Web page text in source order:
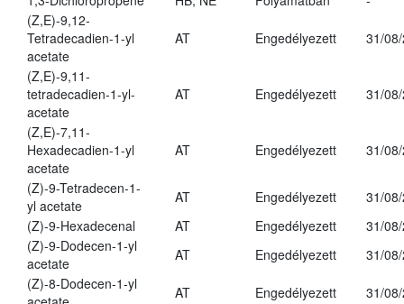
(Z,E)-9,12-
Tetradecadien-1-yl
acetate
AT Engedélyezett 31/
(Z,E)-9,11-
tetradecadien-1-yl-
acetate
AT Engedélyezett 31/
(Z,E)-7,11-
Hexadecadien-1-yl
acetate
AT Engedélyezett 31/
(Z)-9-Tetradecen-1-
yl acetate
AT Engedélyezett
31/
(Z)-9-Hexadecenal
AT Engedélyezett
31/
(Z)-9-Dodecen-1-yl
acetate
AT Engedélyezett
31/
(Z)-8-Dodecen-1-yl
AT Engedélyezett
31/